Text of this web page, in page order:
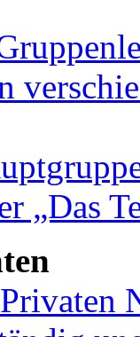
„Das